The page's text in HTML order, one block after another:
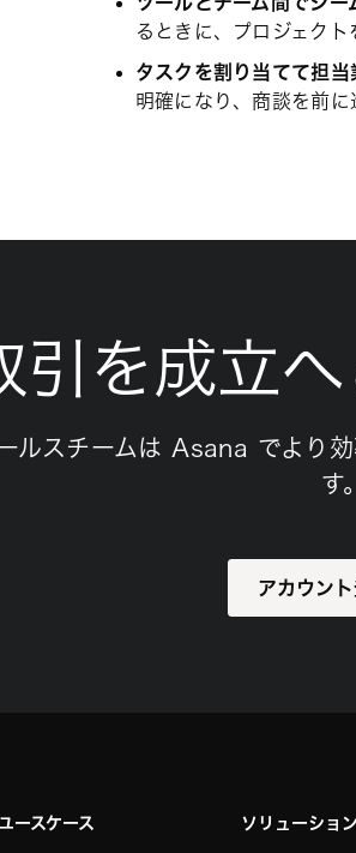
るときに、プロジェクト
タスクを割り当てて担当
明確になり、商談を前に
引を成立
ルスチームは Asana でより
す。
アカウン
ユースケース ソリューション